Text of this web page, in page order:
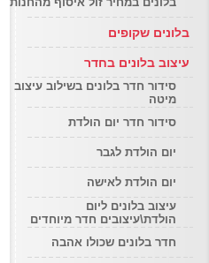
בלונים שקופים
עיצוב בלונים בחדר
סידור חדר בלונים בשילוב עיצוב
מיטה
סידור חדר יום הולדת
יום הולדת לגבר
יום הולדת לאישה
עיצוב בלונים ליום
הולדת\עיצובים חדר מיוחדים
חדר בלונים שכולו אהבה